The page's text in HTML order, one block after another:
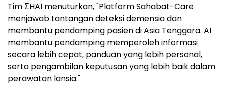
Tim ΣHAI menuturkan, "Platform Sahabat-Care
menjawab tantangan deteksi demensia dan
membantu pendamping pasien di Asia Tenggara. AI
membantu pendamping memperoleh informasi
secara lebih cepat, panduan yang lebih personal,
serta pengambilan keputusan yang lebih baik dalam
perawatan lansia."